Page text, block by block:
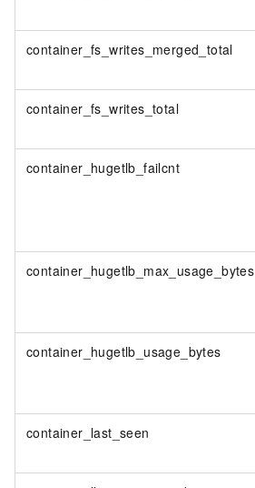
container_fs_writes_merged_total
container_fs_writes_total
container_hugetlb_failcnt
container_hugetlb_max_usage_bytes
container_hugetlb_usage_bytes
container_last_seen